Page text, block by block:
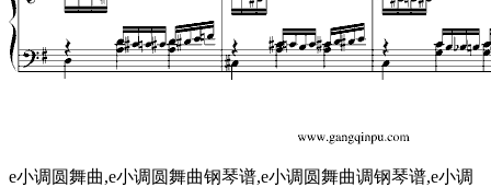
e小调圆舞曲,e小调圆舞曲钢琴谱,e小调圆舞曲调钢琴谱,e小调